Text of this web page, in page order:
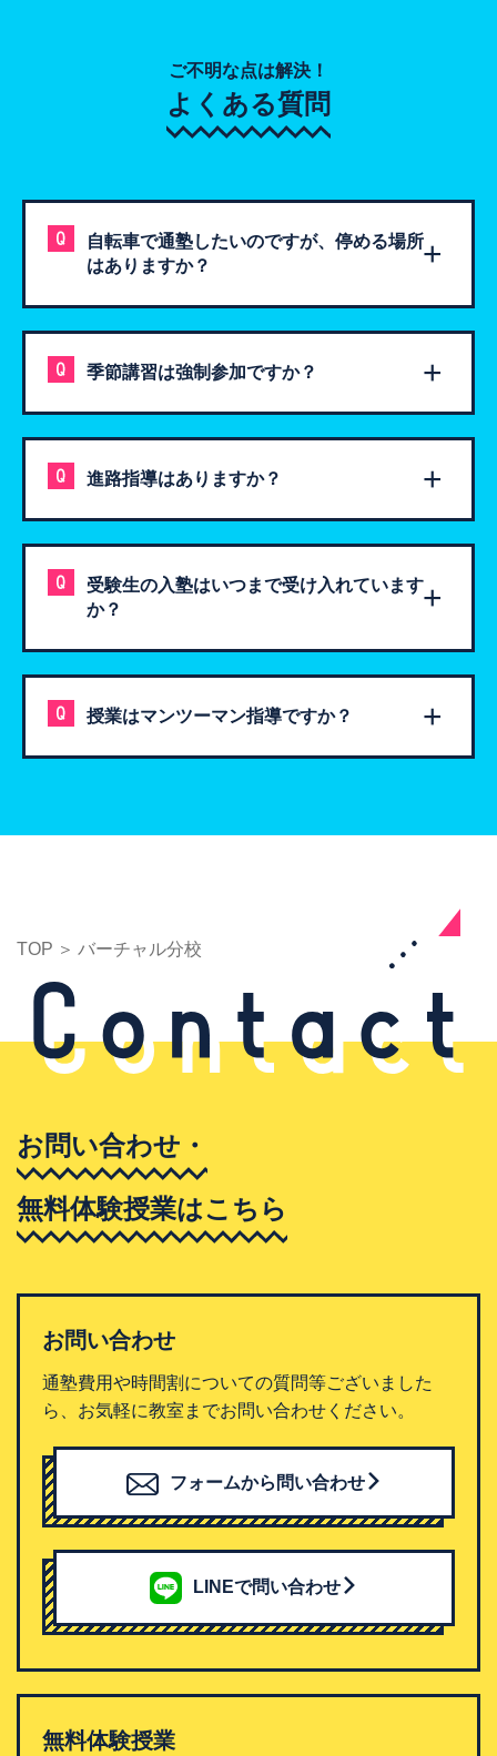
ご不明な点は解決！
よくある質問
自転車で通塾したいのですが、停める場所
はありますか？
季節講習は強制参加ですか？
進路指導はありますか？
受験生の入塾はいつまで受け入れています
か？
授業はマンツーマン指導ですか？
TOP バーチャル分校
お問い合わせ・
無料体験授業はこちら
お問い合わせ
通塾費用や時間割についての質問等ございました
ら、お気軽に教室までお問い合わせください。
フォームから問い合わせ
LINEで問い合わせ
無料体験授業